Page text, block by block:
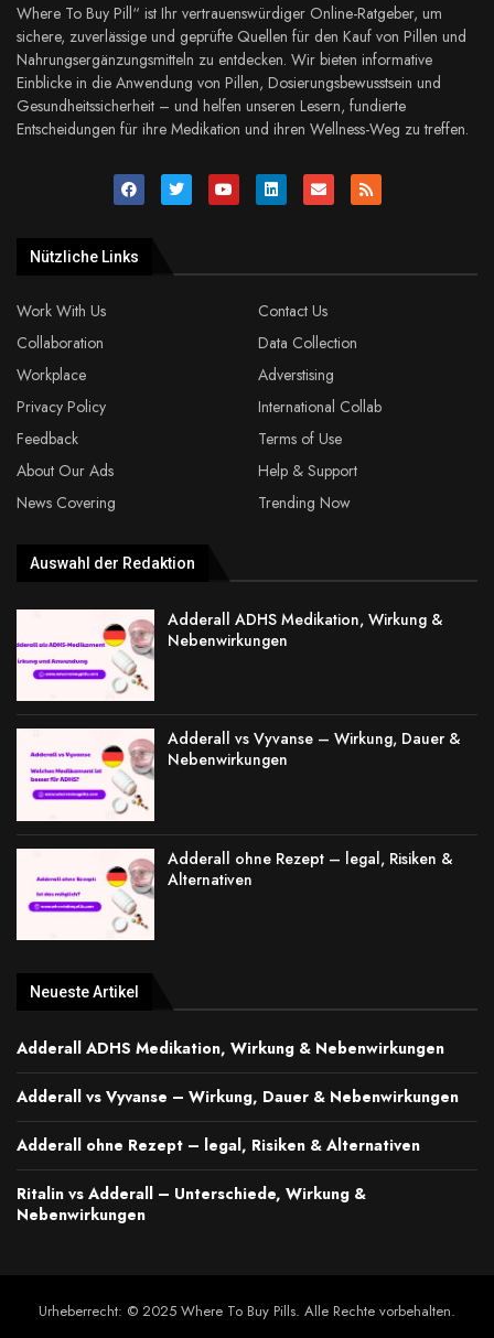
Where To Buy Pill“ ist Ihr vertrauenswürdiger Online-Ratgeber, um
sichere, zuverlässige und geprüfte Quellen für den Kauf von Pillen und
Nahrungsergänzungsmitteln zu entdecken. Wir bieten informative
Einblicke in die Anwendung von Pillen, Dosierungsbewusstsein und
Gesundheitssicherheit – und helfen unseren Lesern, fundierte
Entscheidungen für ihre Medikation und ihren Wellness-Weg zu treffen.
Nützliche Links
Work With Us
Contact Us
Collaboration
Data Collection
Workplace
Adverstising
Privacy Policy
International Collab
Feedback
Terms of Use
About Our Ads
Help & Support
News Covering
Trending Now
Auswahl der Redaktion
Adderall ADHS Medikation, Wirkung &
Nebenwirkungen
Adderall vs Vyvanse – Wirkung, Dauer &
Nebenwirkungen
Adderall ohne Rezept – legal, Risiken &
Alternativen
Neueste Artikel
Adderall ADHS Medikation, Wirkung & Nebenwirkungen
Adderall vs Vyvanse – Wirkung, Dauer & Nebenwirkungen
Adderall ohne Rezept – legal, Risiken & Alternativen
Ritalin vs Adderall – Unterschiede, Wirkung &
Nebenwirkungen
Urheberrecht: © 2025 Where To Buy Pills. Alle Rechte vorbehalten.